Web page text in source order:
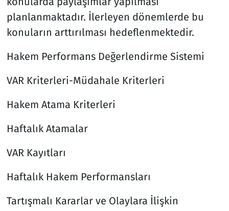
planlanmaktadır. İlerleyen dönemlerde bu
konuların arttırılması hedeflenmektedir.
Hakem Performans Değerlendirme Sistemi
VAR Kriterleri-Müdahale Kriterleri
Hakem Atama Kriterleri
Haftalık Atamalar
VAR Kayıtları
Haftalık Hakem Performansları
Tartışmalı Kararlar ve Olaylara İlişkin